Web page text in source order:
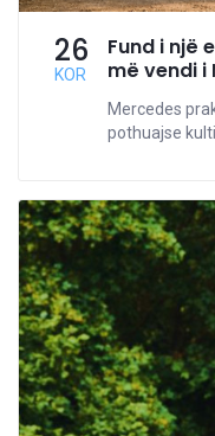
26
KOR
Fund i një
më vendi i
Mercedes
pothuajse